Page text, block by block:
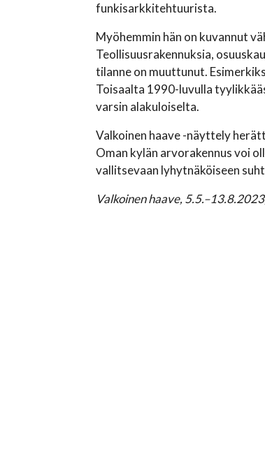
funkisarkkitehtuurista.
Myöhemmin hän on kuvannut
Teollisuusrakennuksia,
tilanne on muuttunut.
Toisaalta 1990-luvulla
varsin alakuloiselta.
Valkoinen haave -näyttely
Oman kylän arvorakennus voi
vallitsevaan lyhytnäköiseen
Valkoinen haave,